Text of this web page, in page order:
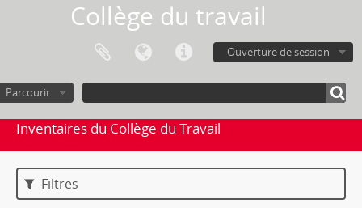
Collège du travail
Ouverture de session
Parcourir
Inventaires du Collège du Travail
Filtres